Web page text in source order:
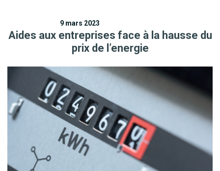
9 mars 2023
Aides aux entreprises face à la hausse du
prix de l’energie